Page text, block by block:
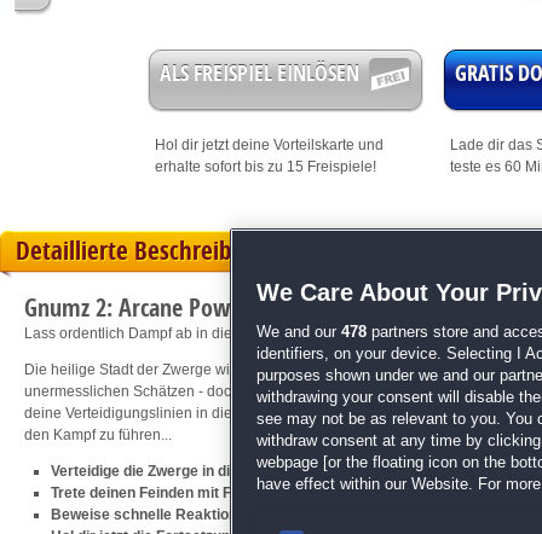
ALS FREISPIEL EINLÖSEN
Hol dir jetzt deine Vorteilskarte und
erhalte sofort bis zu 15 Freispiele!
GRATIS
Lade dir das
teste es 60
Detaillierte Beschreibung
Gnumz 2: Arcane Power
Lass ordentlich Dampf ab in diesem heißen Action-Hit!
Die heilige Stadt der Zwerge wird erneut belagert! Horden von Feinden
unermesslichen Schätzen - doch die Hüter der Berge sind bereit, den Kampf
deine Verteidigungslinien in diesemAction-Hit zu organisieren und die
den Kampf zu führen...
Verteidige die Zwerge in diesem brandneuen Tower-Defense-Kracher
Trete deinen Feinden mit Fallen und vernichtenden Zaubern entgegen
Beweise schnelle Reaktionen und strategisches Geschick
We Care About Your
We and our 478 partners store and
identifiers, on your device. Selecting I
purposes shown under we and our
withdrawing your consent will disable
see may not be as relevant to you. You
withdraw consent at any time by
webpage [or the floating icon on the
have effect within our Website. For